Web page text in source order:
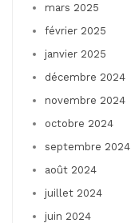
mars 2025
février 2025
janvier 2025
décembre 2024
novembre 2024
octobre 2024
septembre 2024
août 2024
juillet 2024
juin 2024